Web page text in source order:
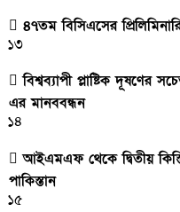
৪৭তম বিসিএসের
১৩
বিশ্বব্যাপী প্লাষ্টিক দূষণের
এর মানববন্ধন
১৪
আইএমএফ থেকে দ্বিতীয়
পাকিস্তান
১৫